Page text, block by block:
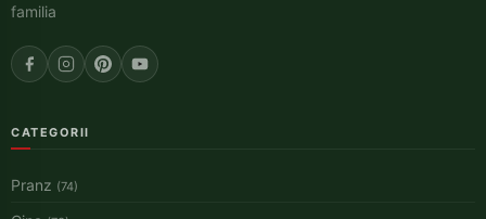
familia
CATEGORII
Pranz (74)